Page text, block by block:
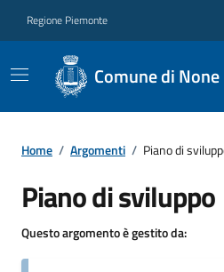
Regione Piemonte
Comune di None
Home / Argomenti / Piano di
Piano di sviluppo
Questo argomento è gestito da: